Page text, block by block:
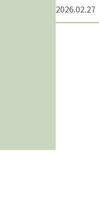
2026.02.27